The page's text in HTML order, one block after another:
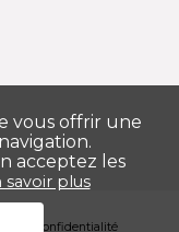
de confidentialité
vous offrir une
acceptez les
savoir plus